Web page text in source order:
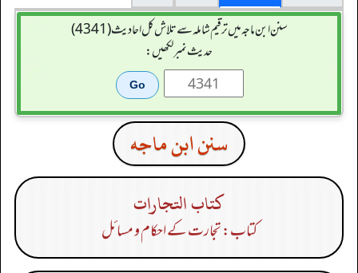
سنن ابن ماجہ میں ترقیم شاملہ سے تلاش کل احادیث (4341)
حدیث نمبر لکھیں:
سنن ابن ماجه
كتاب التجارات
کتاب: تجارت کے احکام و مسائل